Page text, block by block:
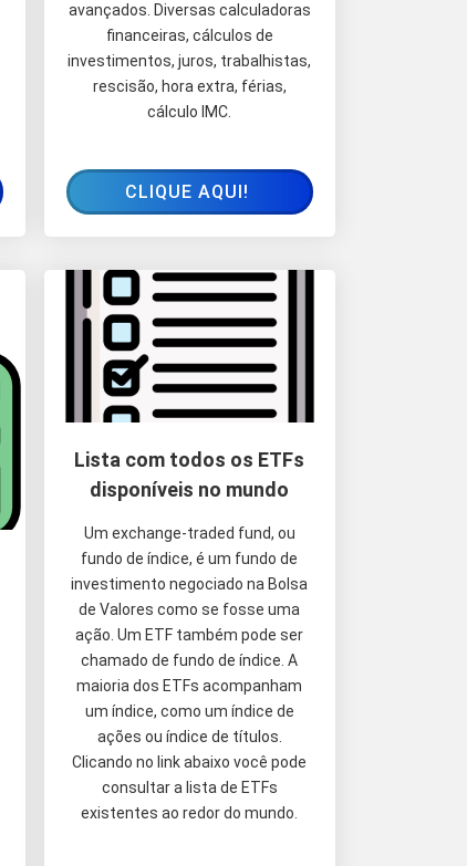
avançados. Diversas calculadoras
financeiras, cálculos de
investimentos, juros, trabalhistas,
rescisão, hora extra, férias,
cálculo IMC.
CLIQUE AQUI!
Lista com todos os ETFs
disponíveis no mundo
Um exchange-traded fund, ou
fundo de índice, é um fundo de
investimento negociado na Bolsa
de Valores como se fosse uma
ação. Um ETF também pode ser
chamado de fundo de índice. A
maioria dos ETFs acompanham
um índice, como um índice de
ações ou índice de títulos.
Clicando no link abaixo você pode
consultar a lista de ETFs
existentes ao redor do mundo.